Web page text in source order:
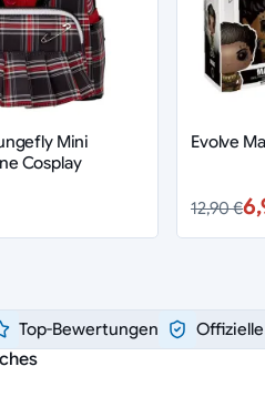
Mini
Cosplay
Evolve
12,90 €
Top-Bewertungen